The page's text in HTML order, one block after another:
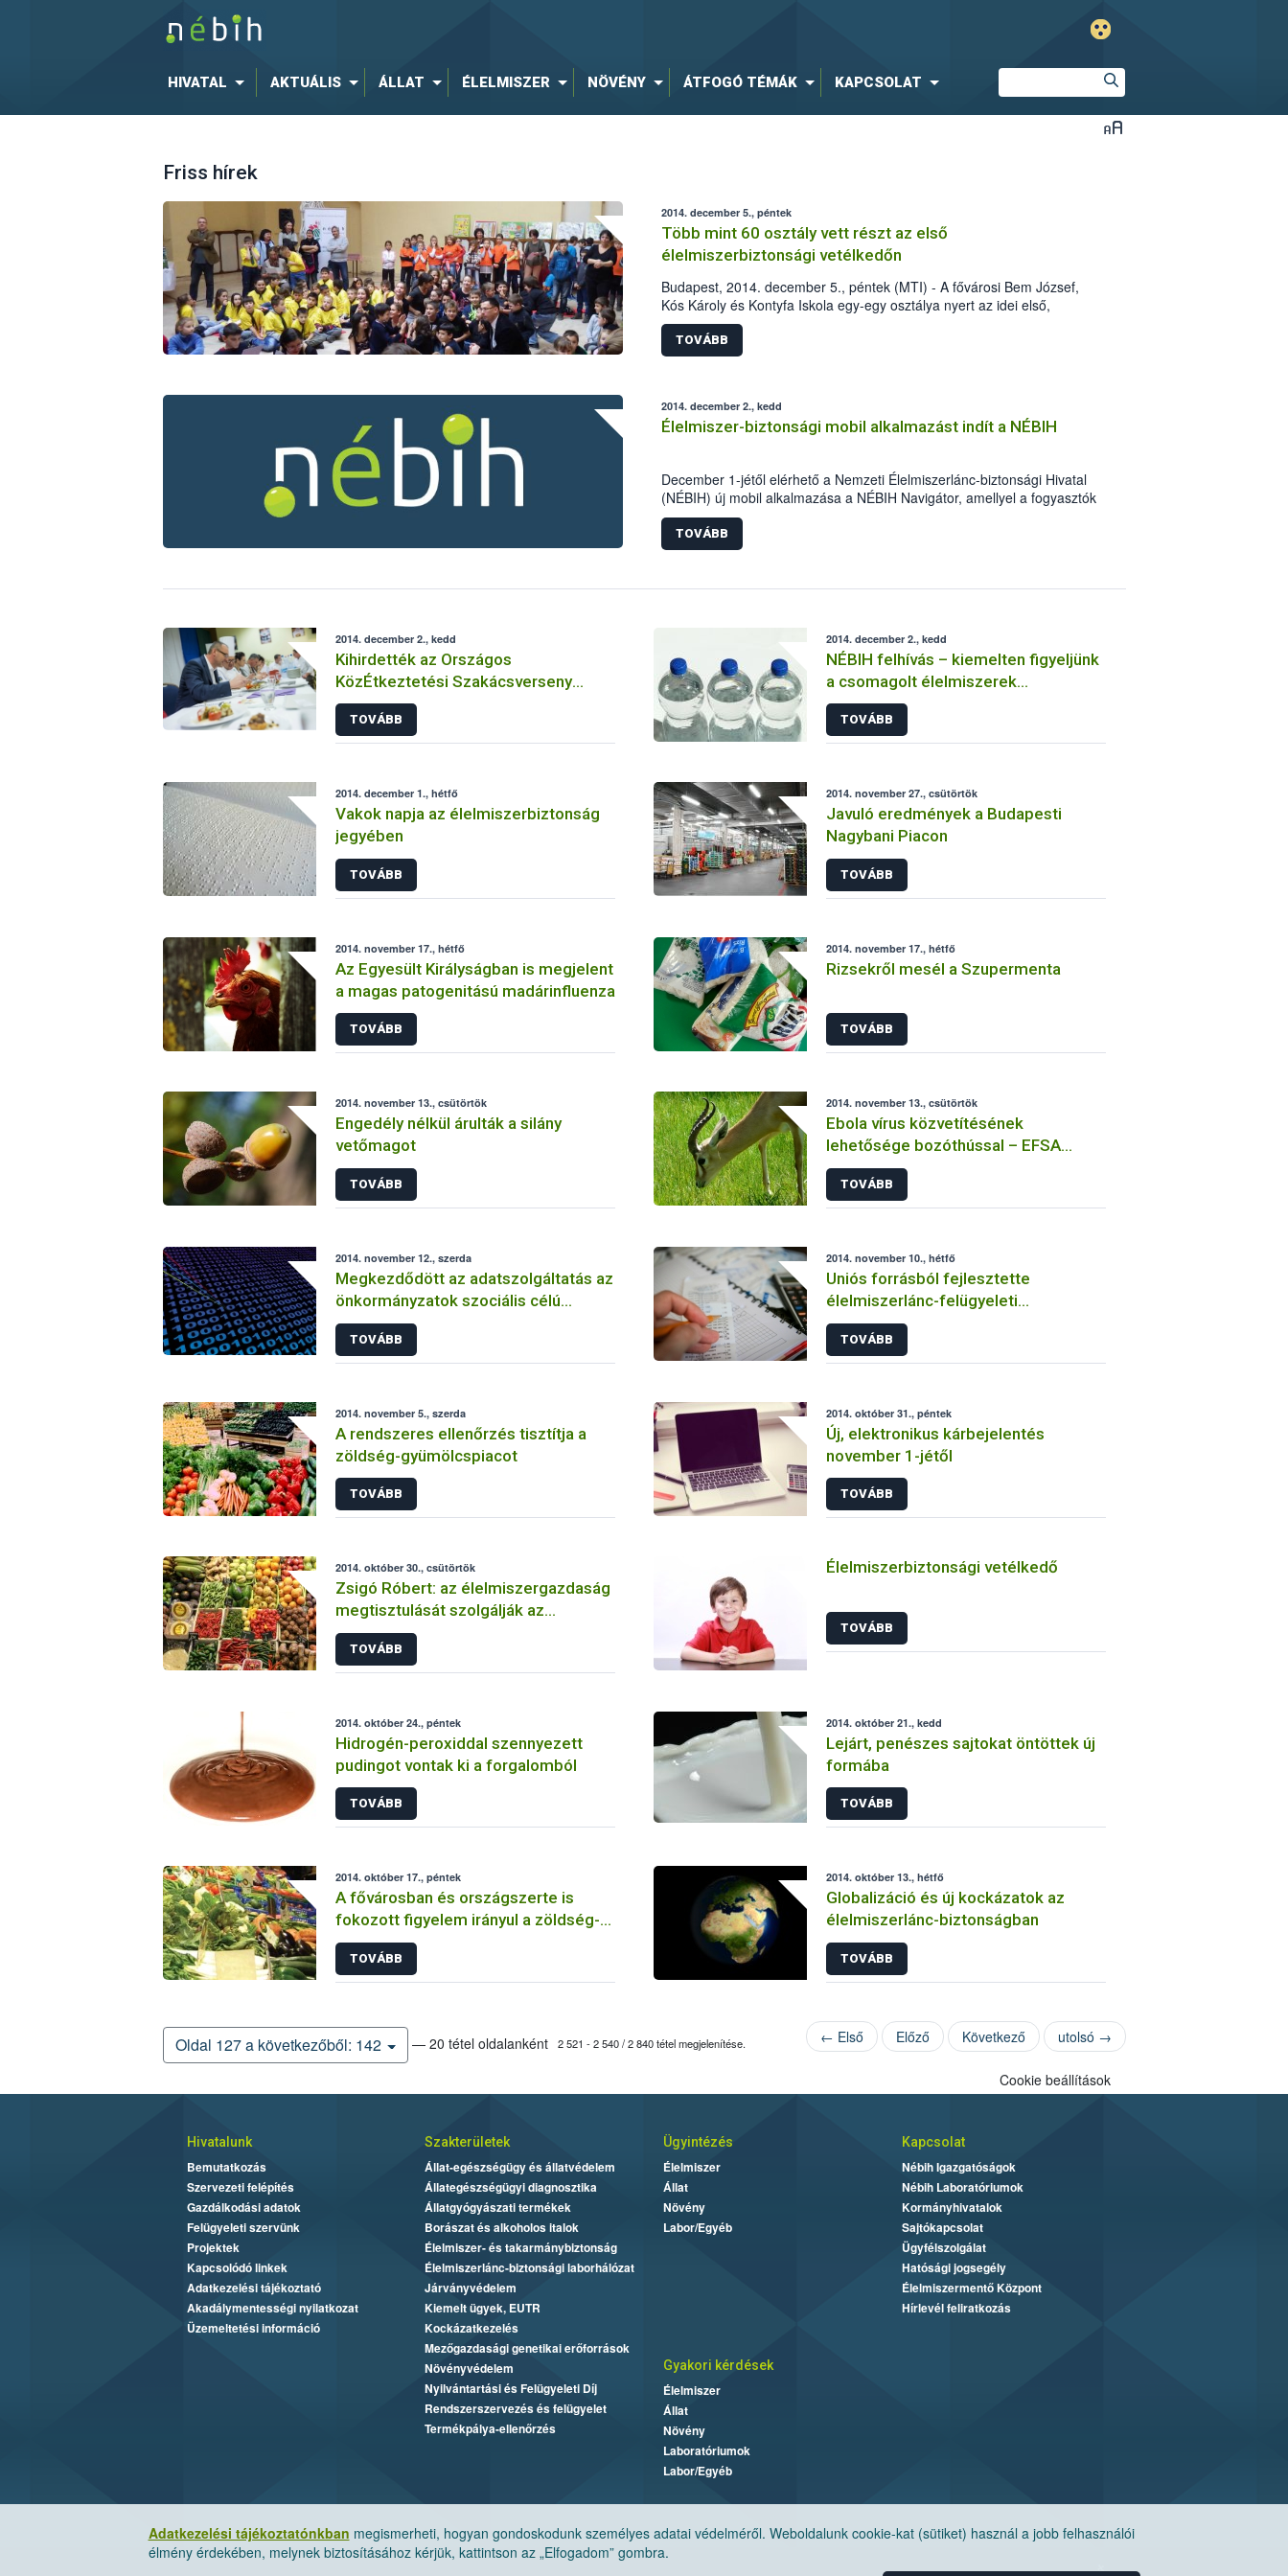
HIVATAL AKTUÁLIS ÁLLAT ÉLELMISZER NÖVÉNY ÁTFOGÓ TÉMÁK KAPCSOLAT
Friss hírek
2014. december 5., péntek
Több mint 60 osztály vett részt az első
élelmiszerbiztonsági vetélkedőn
Budapest, 2014. december 5., péntek (MTI) - A fővárosi Bem József,
Kós Károly és Kontyfa Iskola egy-egy osztálya nyert az idei első,
iskolásoknak szervezett élelmiszerbiztonsági versenyen, amelyen 37
település 64 osztálya indult.
TOVÁBB
2014. december 2., kedd
Élelmiszer-biztonsági mobil alkalmazást indít a NÉBIH
December 1-jétől elérhető a Nemzeti Élelmiszerlánc-biztonsági Hivatal
(NÉBIH) új mobil alkalmazása a NÉBIH Navigátor, amellyel a fogyasztók
hatékonyan segíthetik az élelmiszerbiztonsági problémák felderítését.
TOVÁBB
2014. december 2., kedd
Kihirdették az Országos
KözÉtkeztetési Szakácsverseny
győzteseit
TOVÁBB
2014. december 2., kedd
NÉBIH felhívás – kiemelten figyeljünk
a csomagolt élelmiszerek
sértetlenségére
TOVÁBB
2014. december 1., hétfő
Vakok napja az élelmiszerbiztonság
jegyében
TOVÁBB
2014. november 27., csütörtök
Javuló eredmények a Budapesti
Nagybani Piacon
TOVÁBB
2014. november 17., hétfő
Az Egyesült Királyságban is megjelent
a magas patogenitású madárinfluenza
TOVÁBB
2014. november 17., hétfő
Rizsekről mesél a Szupermenta
TOVÁBB
2014. november 13., csütörtök
Engedély nélkül árulták a silány
vetőmagot
TOVÁBB
2014. november 13., csütörtök
Ebola vírus közvetítésének
lehetősége bozóthússal – EFSA
vélemény
TOVÁBB
2014. november 12., szerda
Megkezdődött az adatszolgáltatás az
önkormányzatok szociális célú
tüzelőanyag vásárlásához
TOVÁBB
2014. november 10., hétfő
Uniós forrásból fejlesztette
élelmiszerlánc-felügyeleti
információs rendszerét a NÉBIH
TOVÁBB
2014. november 5., szerda
A rendszeres ellenőrzés tisztítja a
zöldség-gyümölcspiacot
TOVÁBB
2014. október 31., péntek
Új, elektronikus kárbejelentés
november 1-jétől
TOVÁBB
2014. október 30., csütörtök
Zsigó Róbert: az élelmiszergazdaság
megtisztulását szolgálják az
ellenőrzések
TOVÁBB
Élelmiszerbiztonsági vetélkedő
TOVÁBB
2014. október 24., péntek
Hidrogén-peroxiddal szennyezett
pudingot vontak ki a forgalomból
TOVÁBB
2014. október 21., kedd
Lejárt, penészes sajtokat öntöttek új
formába
TOVÁBB
2014. október 17., péntek
A fővárosban és országszerte is
fokozott figyelem irányul a zöldség-
és gyümölcskereskedőkre
TOVÁBB
2014. október 13., hétfő
Globalizáció és új kockázatok az
élelmiszerlánc-biztonságban
TOVÁBB
Oldal 127 a következőből: 142 — 20 tétel oldalanként 2 521 - 2 540 / 2 840 tétel megjelenítése. ← Első Előző Következő utolsó →
Adatkezelési tájékoztatónkban megismerheti, hogyan gondoskodunk személyes adatai védelméről. Weboldalunk cookie-kat (sütiket) használ a jobb felhasználói
élmény érdekében, melynek biztosításához kérjük, kattintson az „Elfogadom” gombra.
Cookie beállítások
Hivatalunk
Bemutatkozás
Szervezeti felépítés
Gazdálkodási adatok
Felügyeleti szervünk
Projektek
Kapcsolódó linkek
Adatkezelési tájékoztató
Akadálymentességi nyilatkozat
Üzemeltetési információ
Szakterületek
Állat-egészségügy és állatvédelem
Állategészségügyi diagnosztika
Állatgyógyászati termékek
Borászat és alkoholos italok
Élelmiszer- és takarmánybiztonság
Élelmiszerlánc-biztonsági laborhálózat
Járványvédelem
Kiemelt ügyek, EUTR
Kockázatkezelés
Mezőgazdasági genetikai erőforrások
Növényvédelem
Nyilvántartási és Felügyeleti Díj
Rendszerszervezés és felügyelet
Termékpálya-ellenőrzés
Ügyintézés
Élelmiszer
Állat
Növény
Labor/Egyéb
Kapcsolat
Nébih Igazgatóságok
Nébih Laboratóriumok
Kormányhivatalok
Sajtókapcsolat
Ügyfélszolgálat
Hatósági jogsegély
Élelmiszermentő Központ
Hírlevél feliratkozás
Gyakori kérdések
Élelmiszer
Állat
Növény
Laboratóriumok
Labor/Egyéb